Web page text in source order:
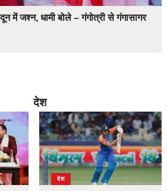
में जश्न, धामी बोले – गंगोत्री से गंगासागर
देश
देश